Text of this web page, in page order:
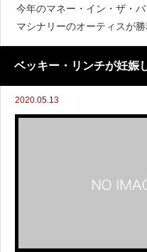
今年のマネー・イン・ザ・
マシナリーのオーティスが
ベッキー・リンチが妊娠
2020.05.13